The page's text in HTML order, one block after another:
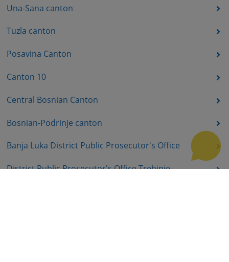
Una-Sana canton
Tuzla canton
Posavina Canton
Canton 10
Central Bosnian Canton
Bosnian-Podrinje canton
Banja Luka District Public Prosecutor's Office
District Public Prosecutor's Office Trebinje